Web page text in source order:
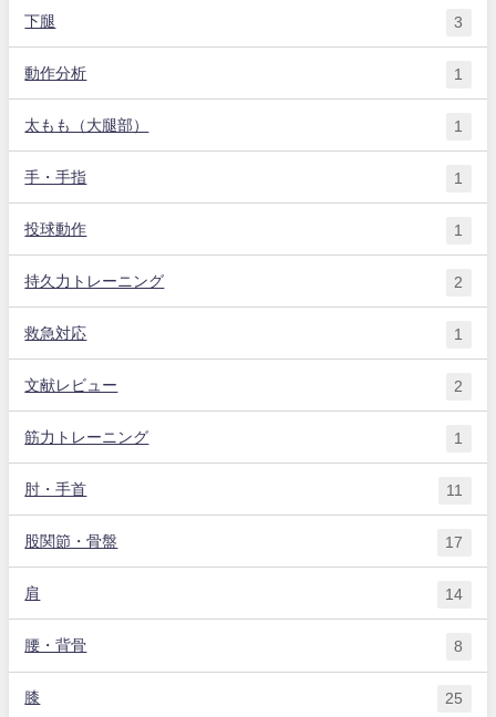
下腿 3
動作分析 1
太もも（大腿部） 1
手・手指 1
投球動作 1
持久力トレーニング 2
救急対応 1
文献レビュー 2
筋力トレーニング 1
肘・手首 11
股関節・骨盤 17
肩 14
腰・背骨 8
膝 25